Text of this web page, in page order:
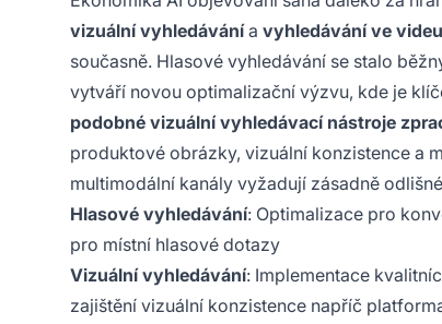
vizuální vyhledávánía vyhledávání ve videu
současně. Hlasové vyhledávání se stalo
vytváří novou optimalizační výzvu, kde je
podobné vizuální vyhledávací nástroje
produktové obrázky, vizuální konzistence a
multimodální kanály vyžadují zásadně
Hlasové vyhledávání: Optimalizace pro
pro místní hlasové dotazy
Vizuální vyhledávání: Implementace
zajištění vizuální konzistence napříč